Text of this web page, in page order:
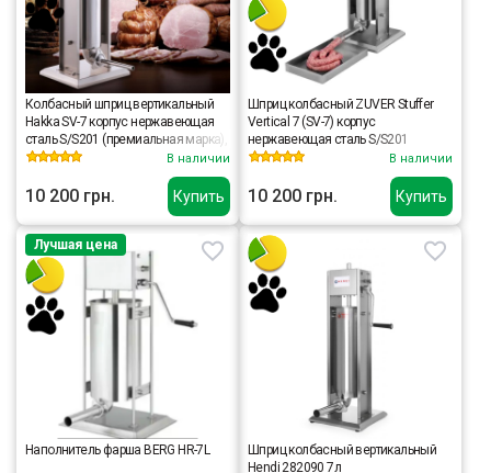
Купить
Колбасный шприц вертикальный
Hakka SV-7 корпус нержавеющая
сталь S/S201 (премиальная марка),
крепкие шестерни, 2 скоростиВ наличии
10 200 грн. Купить
Шприц колбасный ZUVER Stuffer
Vertical 7 (SV-7) корпус
нержавеющая сталь S/S201
(премиальная марка), крепкие
шестерни, 2 скорости, 5 насадок, 2
уплотнительных кольца
В наличии
10 200 грн.
Лучшая цена
Наполнитель фарша BERG HR-7L
Шприц колбасный вертикальный
Hendi 282090 7л